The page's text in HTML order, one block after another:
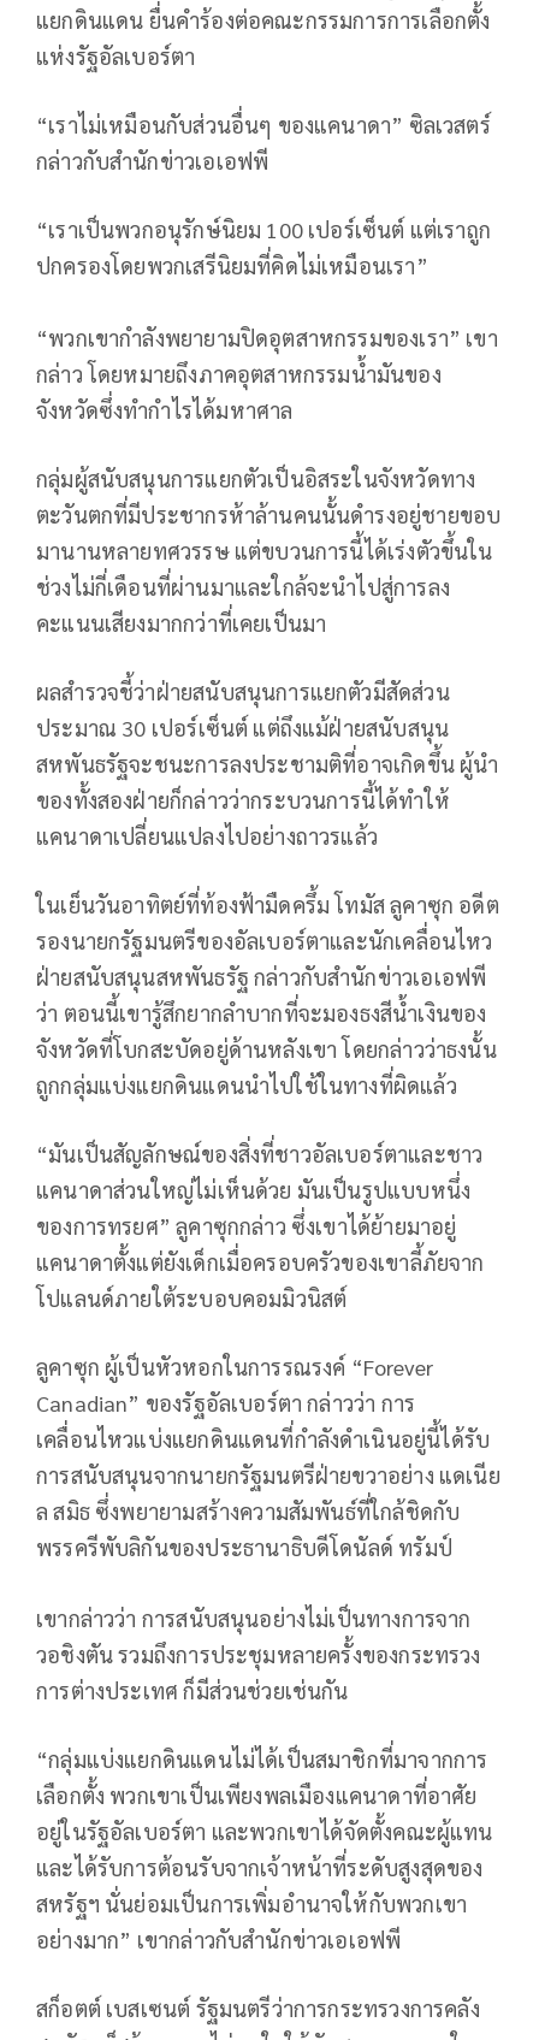
แยกดินแดน ยื่นคำร้องต่อคณะกรรมการการเลือกตั้ง
แห่งรัฐอัลเบอร์ตา
“เราไม่เหมือนกับส่วนอื่นๆ ของแคนาดา” ซิลเวสตร์
กล่าวกับสำนักข่าวเอเอฟพี
“เราเป็นพวกอนุรักษ์นิยม 100 เปอร์เซ็นต์ แต่เราถูก
ปกครองโดยพวกเสรีนิยมที่คิดไม่เหมือนเรา”
“พวกเขากำลังพยายามปิดอุตสาหกรรมของเรา” เขา
กล่าว โดยหมายถึงภาคอุตสาหกรรมน้ำมันของ
จังหวัดซึ่งทำกำไรได้มหาศาล
กลุ่มผู้สนับสนุนการแยกตัวเป็นอิสระในจังหวัดทาง
ตะวันตกที่มีประชากรห้าล้านคนนั้นดำรงอยู่ชายขอบ
มานานหลายทศวรรษ แต่ขบวนการนี้ได้เร่งตัวขึ้นใน
ช่วงไม่กี่เดือนที่ผ่านมาและใกล้จะนำไปสู่การลง
คะแนนเสียงมากกว่าที่เคยเป็นมา
ผลสำรวจชี้ว่าฝ่ายสนับสนุนการแยกตัวมีสัดส่วน
ประมาณ 30 เปอร์เซ็นต์ แต่ถึงแม้ฝ่ายสนับสนุน
สหพันธรัฐจะชนะการลงประชามติที่อาจเกิดขึ้น ผู้นำ
ของทั้งสองฝ่ายก็กล่าวว่ากระบวนการนี้ได้ทำให้
แคนาดาเปลี่ยนแปลงไปอย่างถาวรแล้ว
ในเย็นวันอาทิตย์ที่ท้องฟ้ามืดครึ้ม โทมัส ลูคาซุก อดีต
รองนายกรัฐมนตรีของอัลเบอร์ตาและนักเคลื่อนไหว
ฝ่ายสนับสนุนสหพันธรัฐ กล่าวกับสำนักข่าวเอเอฟพี
ว่า ตอนนี้เขารู้สึกยากลำบากที่จะมองธงสีน้ำเงินของ
จังหวัดที่โบกสะบัดอยู่ด้านหลังเขา โดยกล่าวว่าธงนั้น
ถูกกลุ่มแบ่งแยกดินแดนนำไปใช้ในทางที่ผิดแล้ว
“มันเป็นสัญลักษณ์ของสิ่งที่ชาวอัลเบอร์ตาและชาว
แคนาดาส่วนใหญ่ไม่เห็นด้วย มันเป็นรูปแบบหนึ่ง
ของการทรยศ” ลูคาซุกกล่าว ซึ่งเขาได้ย้ายมาอยู่
แคนาดาตั้งแต่ยังเด็กเมื่อครอบครัวของเขาลี้ภัยจาก
โปแลนด์ภายใต้ระบอบคอมมิวนิสต์
ลูคาซุก ผู้เป็นหัวหอกในการรณรงค์ “Forever
Canadian” ของรัฐอัลเบอร์ตา กล่าวว่า การ
เคลื่อนไหวแบ่งแยกดินแดนที่กำลังดำเนินอยู่นี้ได้รับ
การสนับสนุนจากนายกรัฐมนตรีฝ่ายขวาอย่าง แดเนีย
ล สมิธ ซึ่งพยายามสร้างความสัมพันธ์ที่ใกล้ชิดกับ
พรรครีพับลิกันของประธานาธิบดีโดนัลด์ ทรัมป์
เขากล่าวว่า การสนับสนุนอย่างไม่เป็นทางการจาก
วอชิงตัน รวมถึงการประชุมหลายครั้งของกระทรวง
การต่างประเทศ ก็มีส่วนช่วยเช่นกัน
“กลุ่มแบ่งแยกดินแดนไม่ได้เป็นสมาชิกที่มาจากการ
เลือกตั้ง พวกเขาเป็นเพียงพลเมืองแคนาดาที่อาศัย
อยู่ในรัฐอัลเบอร์ตา และพวกเขาได้จัดตั้งคณะผู้แทน
และได้รับการต้อนรับจากเจ้าหน้าที่ระดับสูงสุดของ
สหรัฐฯ นั่นย่อมเป็นการเพิ่มอำนาจให้กับพวกเขา
อย่างมาก” เขากล่าวกับสำนักข่าวเอเอฟพี
สก็อตต์ เบสเซนต์ รัฐมนตรีว่าการกระทรวงการคลัง